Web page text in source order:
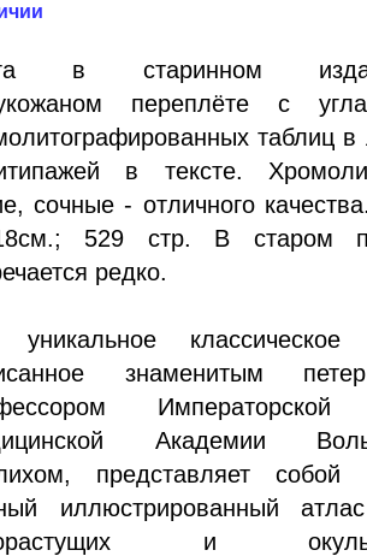
в старинном
переплёте с
таблиц в
в тексте.
сочные - отличного
529 стр. В старом
редко.
уникальное классическое
знаменитым
Императорской
Академии
представляет собой
иллюстрированный
и